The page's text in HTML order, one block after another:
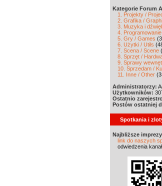
Kategorie Forum
1. Projekty /
2. Grafika /
3. Muzyka i
4.
5. Gry / Games
6. Użytki / Utils
7. Scena / Scene
8. Sprzęt /
9. Sprawy
10. Sprzedam /
11. Inne / Other
Administratorzy:
Użytkowników:
Ostatnio
Postów ostatniej
Spotkania i
Najbliższe imprezy
link do naszych
odwiedzenia